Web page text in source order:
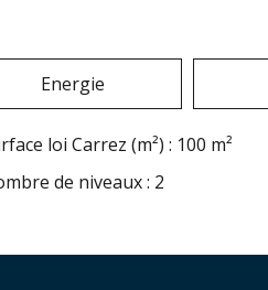
Energie
loi Carrez (m²) : 100 m²
de niveaux : 2